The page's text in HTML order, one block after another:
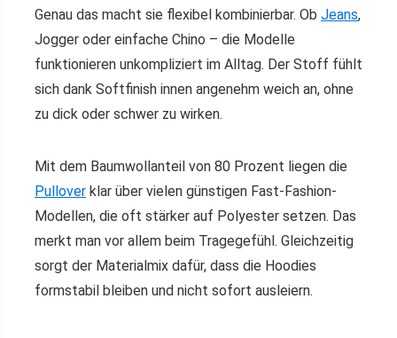
Genau das macht sie flexibel kombinierbar. Ob Jeans,
Jogger oder einfache Chino – die Modelle
funktionieren unkompliziert im Alltag. Der Stoff fühlt
sich dank Softfinish innen angenehm weich an, ohne
zu dick oder schwer zu wirken.
Mit dem Baumwollanteil von 80 Prozent liegen die
Pullover klar über vielen günstigen Fast-Fashion-
Modellen, die oft stärker auf Polyester setzen. Das
merkt man vor allem beim Tragegefühl. Gleichzeitig
sorgt der Materialmix dafür, dass die Hoodies
formstabil bleiben und nicht sofort ausleiern.